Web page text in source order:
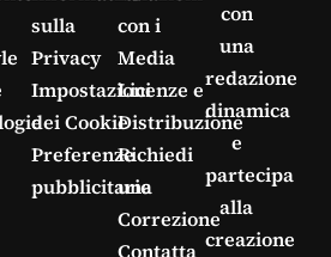
sulla
Privacy
Impostazioni
dei Cookie
Preferenze
pubblicitarie
con i
Media
Licenze e
Distribuzione
Richiedi
una
Correzione
Contatta
con
una
redazione
dinamica
e
partecipa
alla
creazione